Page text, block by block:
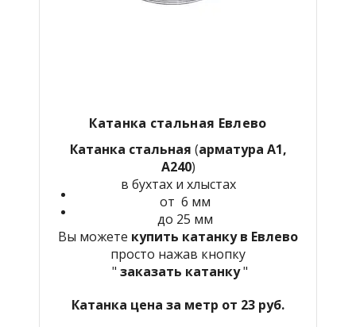
Катанка стальная Евлево
Катанка стальная (арматура А1,
А240)
в бухтах и хлыстах
от 6 мм
до 25 мм
Вы можете купить катанку в Евлево
просто нажав кнопку
" заказать катанку"
Катанка цена за метр от 23 руб.